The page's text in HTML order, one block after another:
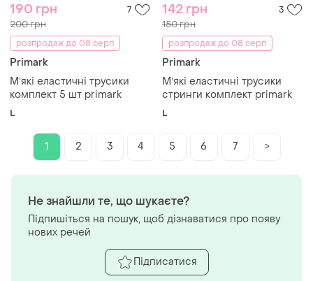
190 грн 7
200 грн
розпродаж до 08 серп
Primark
Мʼякі еластичні трусики
комплект 5 шт primark
L
142 грн 3
150 грн
розпродаж до 08 серп
Primark
Мʼякі еластичні трусики
стринги комплект primark
L
1 2 3 4 5 6 7 >
Не знайшли те, що шукаєте?
Підпишіться на пошук, щоб дізнаватися про появу
нових речей
Підписатися